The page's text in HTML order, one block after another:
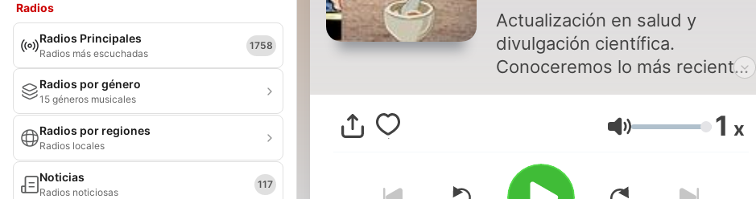
Radios
Radios Principales
Radios más escuchadas
1758
Radios por género
15 géneros musicales
Radios por regiones
Radios locales
Noticias
Radios noticiosas
117
Actualización en salud y
divulgación científica.
Conoceremos lo más reciente
de la industria farmacéutica.
Vamos a "macerar" la
información. Todo lo que nos
llegue, va directo al mortero.
Volumen 1 x